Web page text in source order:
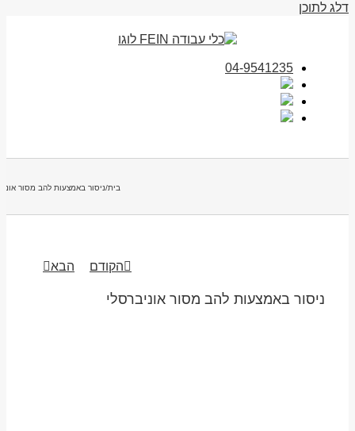
דלג לתוכן
04-9541235
בית/ניסור באמצעות להב מסור
הקודם הבא
ניסור באמצעות להב מסור אוניברסלי